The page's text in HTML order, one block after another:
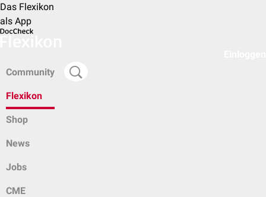
Das Flexikon
als App
Community
Flexikon
Shop
News
Jobs
CME